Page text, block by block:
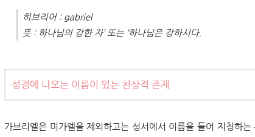
히브리어 : gabriel
뜻 : 하나님의 강한 자’ 또는 ‘하나님은 강하시다.
성경에 나오는 이름이 있는 천상적 존재
가브리엘은 미가엘을 제외하고는 성서에서 이름을 들어 지칭하